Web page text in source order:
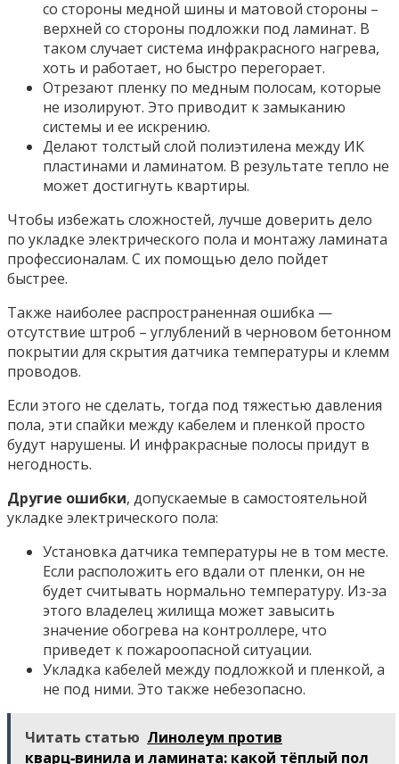
со стороны медной шины и матовой стороны –
верхней со стороны подложки под ламинат. В
таком случает система инфракрасного нагрева,
хоть и работает, но быстро перегорает.
Отрезают пленку по медным полосам, которые
не изолируют. Это приводит к замыканию
системы и ее искрению.
Делают толстый слой полиэтилена между ИК
пластинами и ламинатом. В результате тепло не
может достигнуть квартиры.
Чтобы избежать сложностей, лучше доверить дело
по укладке электрического пола и монтажу ламината
профессионалам. С их помощью дело пойдет
быстрее.
Также наиболее распространенная ошибка —
отсутствие штроб – углублений в черновом бетонном
покрытии для скрытия датчика температуры и клемм
проводов.
Если этого не сделать, тогда под тяжестью давления
пола, эти спайки между кабелем и пленкой просто
будут нарушены. И инфракрасные полосы придут в
негодность.
Другие ошибки, допускаемые в самостоятельной
укладке электрического пола:
Установка датчика температуры не в том месте.
Если расположить его вдали от пленки, он не
будет считывать нормально температуру. Из-за
этого владелец жилища может завысить
значение обогрева на контроллере, что
приведет к пожароопасной ситуации.
Укладка кабелей между подложкой и пленкой, а
не под ними. Это также небезопасно.
Читать статью Линолеум против
кварц‑винила и ламината: какой тёплый пол